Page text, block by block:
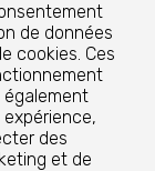
de données
cookies. Ces
également
des
et de